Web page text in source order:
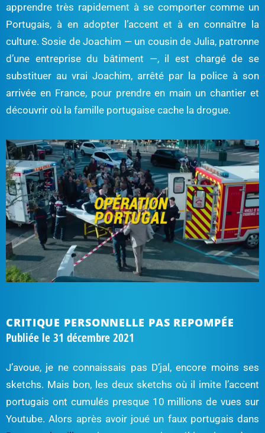
apprendre très rapidement à se comporter comme un
Portugais, à en adopter l’accent et à en connaître la
culture. Sosie de Joachim — un cousin de Julia, patronne
d’une entreprise du bâtiment —, il est chargé de se
substituer au vrai Joachim, arrêté par la police à son
arrivée en France, pour prendre en main un chantier et
découvrir où la famille portugaise cache la drogue.
CRITIQUE PERSONNELLE PAS REPOMPÉE
Publiée le31 décembre 2021
J’avoue, je ne connaissais pas D’jal, encore moins ses
sketchs. Mais bon, les deux sketchs où il imite l’accent
portugais ont cumulés presque 10 millions de vues sur
Youtube. Alors après avoir joué un faux portugais dans